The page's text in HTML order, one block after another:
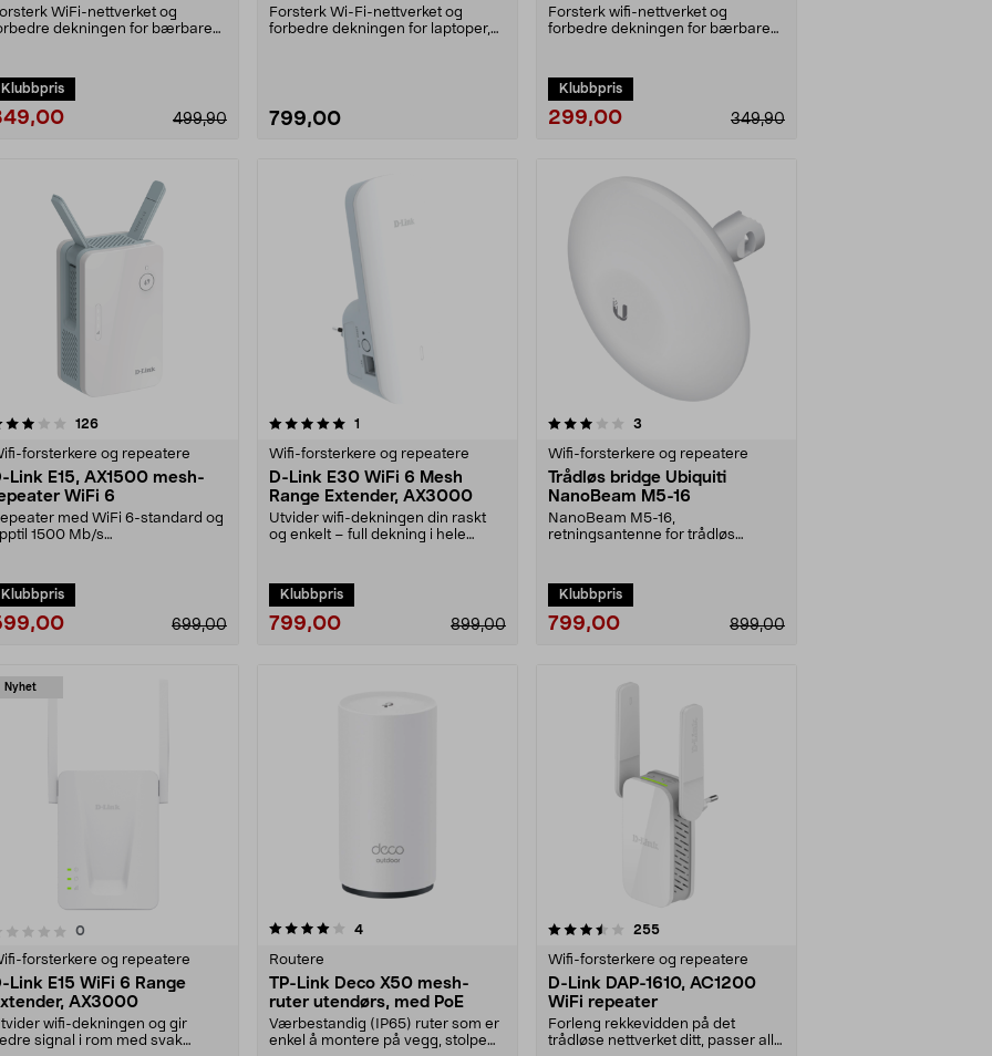
WiFi-nettverket og
dekningen for bærbare
Klubbpris
499,90
Forsterk Wi-Fi-nettverket og
forbedre dekningen for laptoper,
799,00
Forsterk wifi-nettverket og
forbedre dekningen for bærbare
Klubbpris
299,00 349,90
126anmeldelser
forsterkere og repeatere
Link E15, AX1500 mesh-
WiFi 6
med WiFi 6-standard og
1500 Mb/s
Klubbpris
699,00
5.0 av 5 stjerner 1
Wifi-forsterkere og repeatere
D-Link E30 WiFi 6 Mesh
Range Extender, AX3000
Utvider wifi-dekningen din raskt
og enkelt – full dekning i hele
Klubbpris
799,00 899,00
3.0 av 5 stjerner 3
Wifi-forsterkere og repeatere
Trådløs bridge Ubiquiti
NanoBeam M5-16
NanoBeam M5-16,
retningsantenne for trådløs
Klubbpris
799,00 899,00
Nyhet
0
forsterkere og repeatere
Link E15 WiFi 6 Range
AX3000
wifi-dekningen og gir
signal i rom med svak
4.0 av 5 stjerner 4anmeldelser
Routere
TP-Link Deco X50 mesh-
ruter utendørs, med PoE
Værbestandig (IP65) ruter som er
enkel å montere på vegg, stolpe
3.5 av 5 stjerner 255anmeldelser
Wifi-forsterkere og repeatere
D-Link DAP-1610, AC1200
WiFi repeater
Forleng rekkevidden på det
trådløse nettverket ditt, passer alle